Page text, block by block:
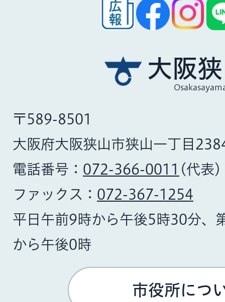
大阪
〒589-8501
大阪府大阪狭山市狭山一丁目
電話番号： 072-366-0011 (代表)
ファックス： 072-367-1254
平日午前9時から午後5時30分、
から午後0時
市役所につ